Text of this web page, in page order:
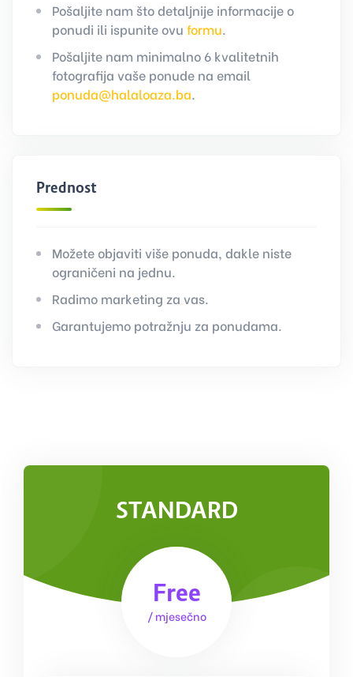
Pošaljite nam što detaljnije informacije o
ponudi ili ispunite ovu formu.
Pošaljite nam minimalno 6 kvalitetnih
fotografija vaše ponude na email
ponuda@halaloaza.ba.
Prednosti
Možete objaviti više ponuda, dakle niste
ograničeni na jednu.
Radimo marketing za vas.
Garantujemo potražnju za ponudama.
STANDARD
Free
/ mjesečno